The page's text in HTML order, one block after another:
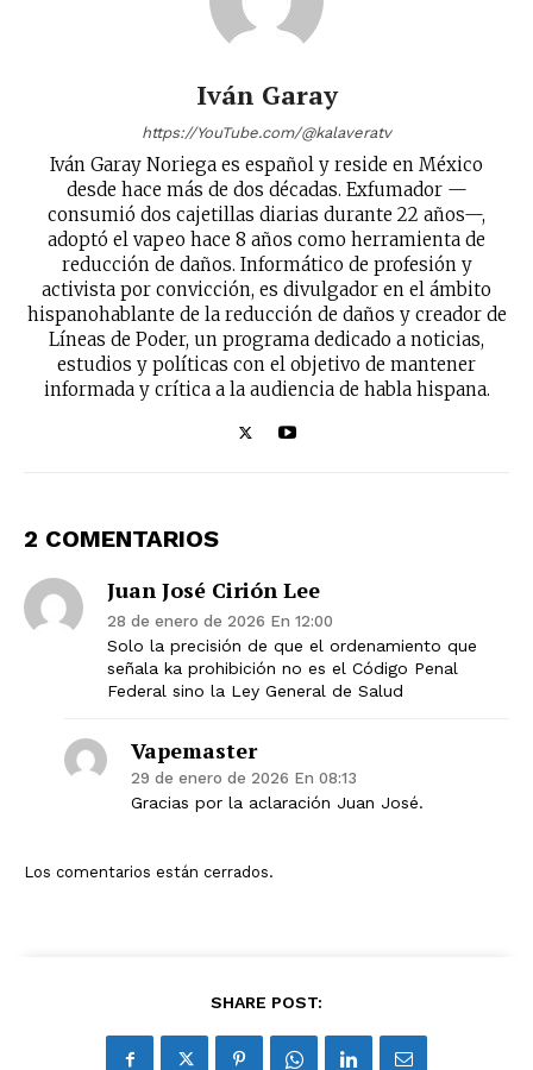
Iván Garay
https://YouTube.com/@kalaveratv
Iván Garay Noriega es español y reside en México
desde hace más de dos décadas. Exfumador —
consumió dos cajetillas diarias durante 22 años—,
adoptó el vapeo hace 8 años como herramienta de
reducción de daños. Informático de profesión y
activista por convicción, es divulgador en el ámbito
hispanohablante de la reducción de daños y creador de
Líneas de Poder, un programa dedicado a noticias,
estudios y políticas con el objetivo de mantener
informada y crítica a la audiencia de habla hispana.
2 COMENTARIOS
Juan José Cirión Lee
28 de enero de 2026 En 12:00
Solo la precisión de que el ordenamiento que
señala ka prohibición no es el Código Penal
Federal sino la Ley General de Salud
Vapemaster
29 de enero de 2026 En 08:13
Gracias por la aclaración Juan José.
Los comentarios están cerrados.
SHARE POST: